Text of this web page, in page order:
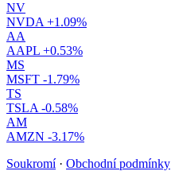
NV
NVDA +1.09%
AA
AAPL +0.53%
MS
MSFT -1.79%
TS
TSLA -0.58%
AM
AMZN -3.17%
Soukromí · Obchodní podmínky